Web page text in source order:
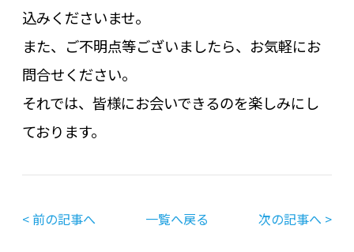
込みくださいませ。
また、ご不明点等ございましたら、お気軽にお
問合せください。
それでは、皆様にお会いできるのを楽しみにし
ております。
< 前の記事へ 一覧へ戻る 次の記事へ >